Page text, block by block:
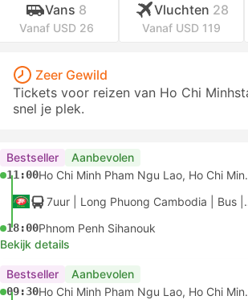
Vans 8
Vanaf USD 26
Vluchten 28
Vanaf USD 119
Zeer Gewild
Tickets voor reizen van Ho Chi
snel je plek.
Bestseller Aanbevolen
11:00
Ho Chi
7uur | Long Phuong Cambodia Bus
18:00Phnom Penh Sihanouk
Bekijk details
Bestseller Aanbevolen
09:30
Ho Chi